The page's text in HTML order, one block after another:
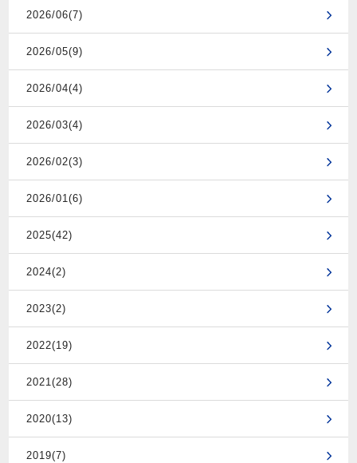
2026/06(7)
2026/05(9)
2026/04(4)
2026/03(4)
2026/02(3)
2026/01(6)
2025(42)
2024(2)
2023(2)
2022(19)
2021(28)
2020(13)
2019(7)